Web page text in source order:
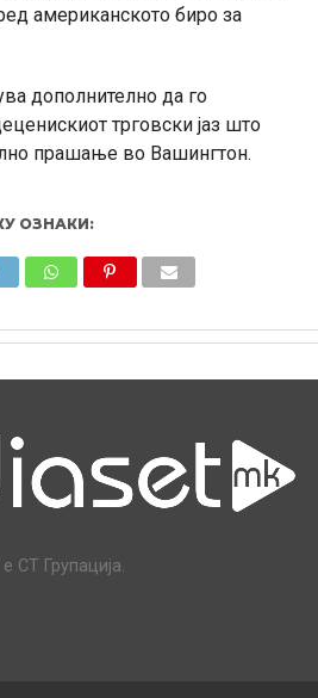
американското биро за
дополнително да го
трговски јаз што
прашање во Вашингтон.
ОЗНАКИ:
СТ Групација.